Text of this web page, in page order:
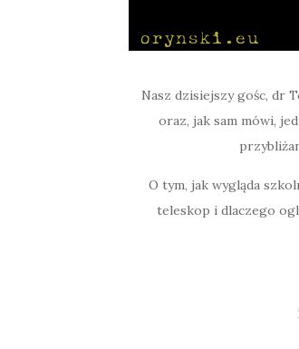
Nasz dzisiejszy gośc, dr
oraz, jak sam mówi,
O tym, jak wygląda
teleskop i dlaczego